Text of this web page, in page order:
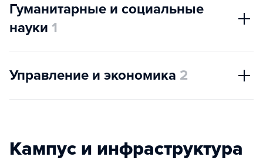
Гуманитарные и социальные
науки 1
Управление и экономика 2
Кампус и инфраструктура